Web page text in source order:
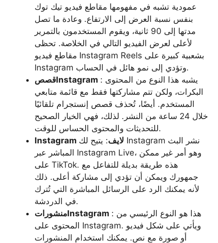
عمودية تشبه في مفهومها مقاطع فيديو تيك توك
بنفس نسبة العرض إلى الارتفاع. وعادة ما تصل
مدتها إلى 90 ثانية، ويقوم المستخدمون بالتمرير
لأعلى لعرض الفيديو التالي في الخلاصة. تحظى
مقاطع فيديو Instagram Reels بشعبية كبيرة على
Instagram وتؤدي إلى نمو هائل في الحساب.
قصصInstagram : يشبه هذا النوع من المحتوى
البكرات، ولكن تتم مشاركتها فقط مع قائمة متابعي
المستخدم. أيضًا، تُحذف قصص إنستجرام تلقائيًا
خلال 24 ساعة من النشر. لذلك، فهي الخيار الصحيح
للتحديثات والمحتوى الحساس للوقت.
Instagram لايف: يتيح لك Instagram نشر البث
المباشر عبر Instagram Live، وهو أمر غير ممكن
على TikTok. هذه طريقة بديلة للتفاعل مع
جمهورك ويمكن أن تؤدي إلى مشاركة أعلى. ذلك
لأنه يمكنك الرد على الرسائل المباشرة التي تُترك
في الدردشة.
منشوراتInstagram : هذا هو النوع الرئيسي من
المحتوى على Instagram. ويأتي على شكل فيديو
أو صورة مع نص. يمكنك استخدام المنشورات